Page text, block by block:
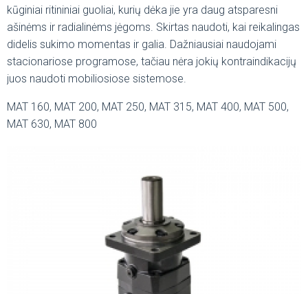
kūginiai ritininiai guoliai, kurių dėka jie yra daug atsparesni
ašinėms ir radialinėms jėgoms. Skirtas naudoti, kai reikalingas
didelis sukimo momentas ir galia. Dažniausiai naudojami
stacionariose programose, tačiau nėra jokių kontraindikacijų
juos naudoti mobiliosiose sistemose.
MAT 160, MAT 200, MAT 250, MAT 315, MAT 400, MAT 500,
MAT 630, MAT 800